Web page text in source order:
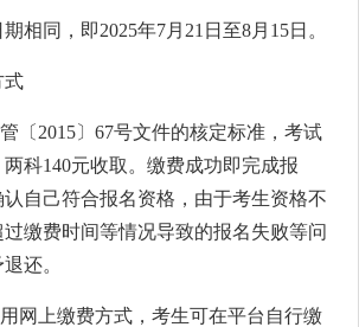
相同，即2025年7月21日至8月15日。
式
〔2015〕67号文件的核定标准，考试
科140元收取。缴费成功即完成报
自己符合报名资格，由于考生资格不
缴费时间等情况导致的报名失败等问
还。
网上缴费方式，考生可在平台自行缴